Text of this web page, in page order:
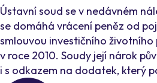
Ústavní soud se v nedávném
se domáhá vrácení peněz od
smlouvou investičního
v roce 2010. Soudy její nárok
i s odkazem na dodatek, který